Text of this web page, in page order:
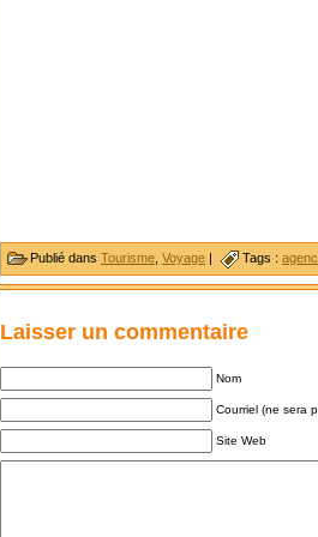
Publié dans Tourisme Voyage | Tags :
Laisser un commentaire
Nom
Courriel (ne sera
Site Web